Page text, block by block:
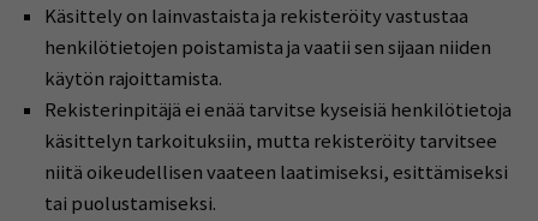
Käsittely on lainvastaista ja rekisteröity vastustaa
henkilötietojen poistamista ja vaatii sen sijaan niiden
käytön rajoittamista.
Rekisterinpitäjä ei enää tarvitse kyseisiä henkilötietoja
käsittelyn tarkoituksiin, mutta rekisteröity tarvitsee
niitä oikeudellisen vaateen laatimiseksi, esittämiseksi
tai puolustamiseksi.